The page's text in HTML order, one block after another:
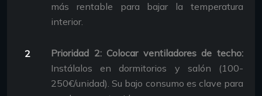
más rentable para bajar la temperatura
interior.
Prioridad 2: Colocar ventiladores de techo:
Instálalos en dormitorios y salón (100-
250€/unidad). Su bajo consumo es clave para